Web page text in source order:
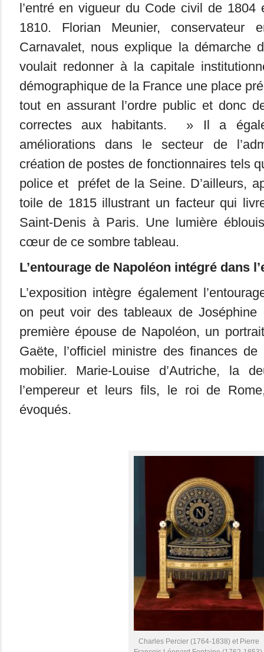
l’entré en vigueur du Code civil de
1810. Florian Meunier, conservateur
Carnavalet, nous explique la démarche
voulait redonner à la capitale
démographique de la France une place
tout en assurant l’ordre public et donc
correctes aux habitants. » Il a
améliorations dans le secteur de
création de postes de fonctionnaires tels
police et préfet de la Seine. D’ailleurs,
toile de 1815 illustrant un facteur qui
Saint-Denis à Paris. Une lumière
cœur de ce sombre tableau.
L’entourage de Napoléon intégré dans
L’exposition intègre également
on peut voir des tableaux de Joséphine
première épouse de Napoléon, un
Gaëte, l’officiel ministre des finances
mobilier. Marie-Louise d’Autriche, la
l’empereur et leurs fils, le roi de
évoqués.
Charles Percier (1764-1838) et Pierre